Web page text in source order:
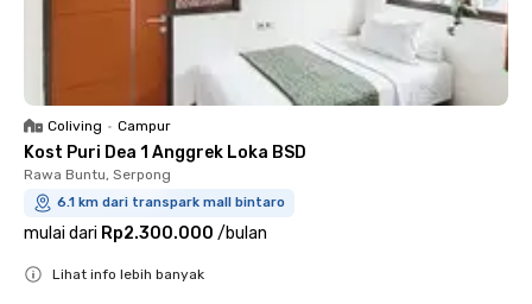
Coliving • Campur
Kost Puri Dea 1 Anggrek Loka BSD
Rawa Buntu, Serpong
6.1 km dari transpark mall bintaro
mulai dari Rp2.300.000 /bulan
Lihat info lebih banyak